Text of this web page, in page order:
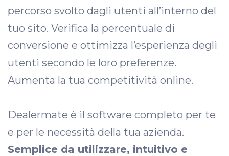
percorso svolto dagli utenti all’interno del
tuo sito. Verifica la percentuale di
conversione e ottimizza l’esperienza degli
utenti secondo le loro preferenze.
Aumenta la tua competitività online.
Dealermate è il software completo per te
e per le necessità della tua azienda.
Semplice da utilizzare, intuitivo e